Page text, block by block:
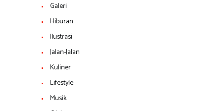
Galeri
Hiburan
Ilustrasi
Jalan-Jalan
Kuliner
Lifestyle
Musik